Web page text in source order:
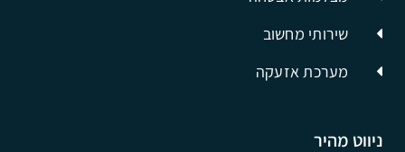
ניווט מהיר
שירותי מחשוב
מערכת אזעקה